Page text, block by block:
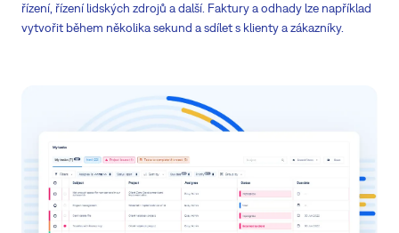
řízení, řízení lidských zdrojů a další. Faktury a odhady lze například
vytvořit během několika sekund a sdílet s klienty a zákazníky.